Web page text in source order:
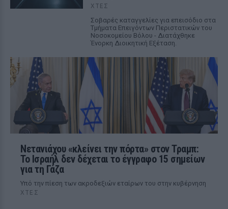
ΧΤΕΣ
Σοβαρές καταγγελίες για επεισόδιο στα
Τμήματα Επειγόντων Περιστατικών του
Νοσοκομείου Βόλου - Διατάχθηκε
Ένορκη Διοικητική Εξέταση.
Νετανιάχου «κλείνει την πόρτα» στον Τραμπ:
Το Ισραήλ δεν δέχεται το έγγραφο 15 σημείων
για τη Γάζα
Υπό την πίεση των ακροδεξιών εταίρων του στην κυβέρνηση
ΧΤΕΣ